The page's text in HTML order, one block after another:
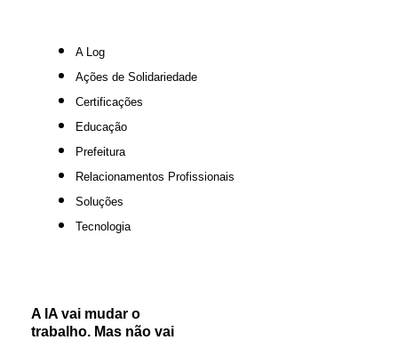
A Log
Ações de Solidariedade
Certificações
Educação
Prefeitura
Relacionamentos Profissionais
Soluções
Tecnologia
A IA vai mudar o
trabalho. Mas não vai